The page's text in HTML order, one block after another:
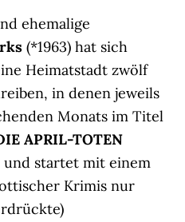
ehemalige
(*1963) hat sich
Heimatstadt zwölf
in denen jeweils
Monats im Titel
APRIL-TOTEN
startet mit einem
Krimis nur